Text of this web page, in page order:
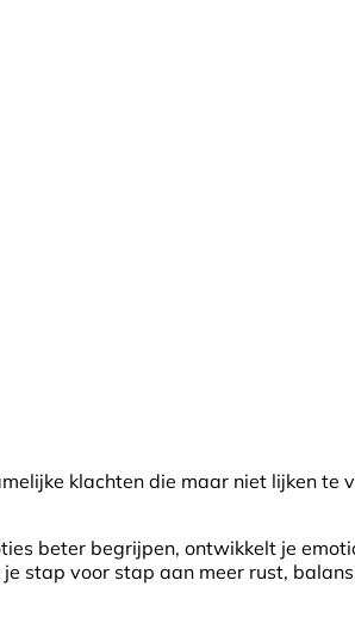
klachten die maar niet lijken te
beter begrijpen, ontwikkelt je
stap voor stap aan meer rust,